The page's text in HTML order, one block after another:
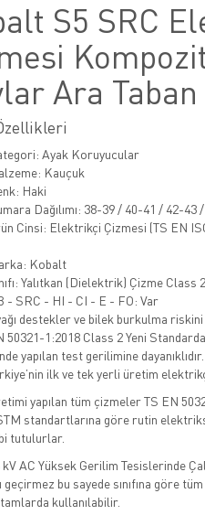
S5 SRC
Ara Taban
Ayak Koruyucular
Kauçuk
Haki
Dağılımı: 38-39 / 40-41 / 42-43
Cinsi: Elektrikçi Çizmesi (TS EN
Kobalt
Yalıtkan (Dielektrik) Çizme Class 2
- SRC - HI - CI - E - FO: Var
destekler ve bilek burkulma
50321-1:2018 Class 2 Yeni
yapılan test gerilimine dayanıklıdır.
ilk ve tek yerli üretim
yapılan tüm çizmeler TS EN
standartlarına göre rutin
tutulurlar.
kV AC Yüksek Gerilim Tesislerinde
geçirmez bu sayede sınıfına göre
kullanılabilir.